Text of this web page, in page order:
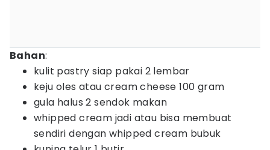
Bahan:
kulit pastry siap pakai 2 lembar
keju oles atau cream cheese 100 gram
gula halus 2 sendok makan
whipped cream jadi atau bisa membuat
sendiri dengan whipped cream bubuk